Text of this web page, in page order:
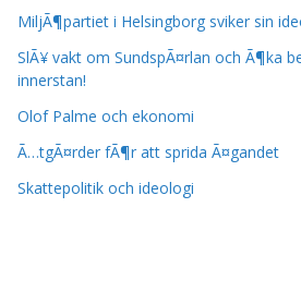
MiljÃ¶partiet i Helsingborg sviker sin
SlÃ¥ vakt om SundspÃ¤rlan och Ã¶ka
innerstan!
Olof Palme och ekonomi
Ã…tgÃ¤rder fÃ¶r att sprida Ã¤gandet
Skattepolitik och ideologi